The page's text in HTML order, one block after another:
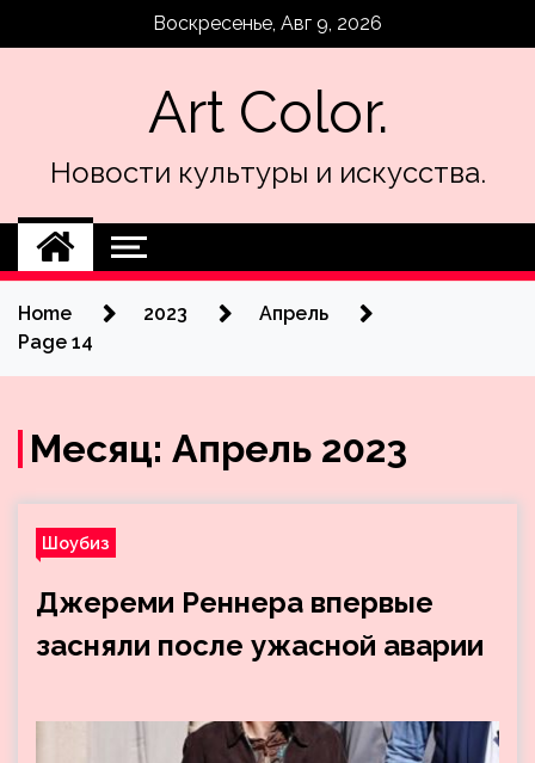
Воскресенье, Авг 9, 2026
Art Color.
Новости культуры и искусства.
Home 2023
Апрель
Page 14
Месяц: Апрель 2023
Шоубиз
Джереми Реннера впервые
засняли после ужасной аварии